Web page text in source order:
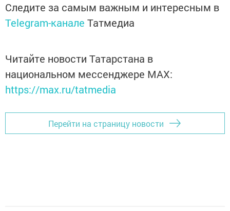
Следите за самым важным и интересным в
Telegram-канале Татмедиа
Читайте новости Татарстана в
национальном мессенджере MАХ:
https://max.ru/tatmedia
Перейти на страницу новости